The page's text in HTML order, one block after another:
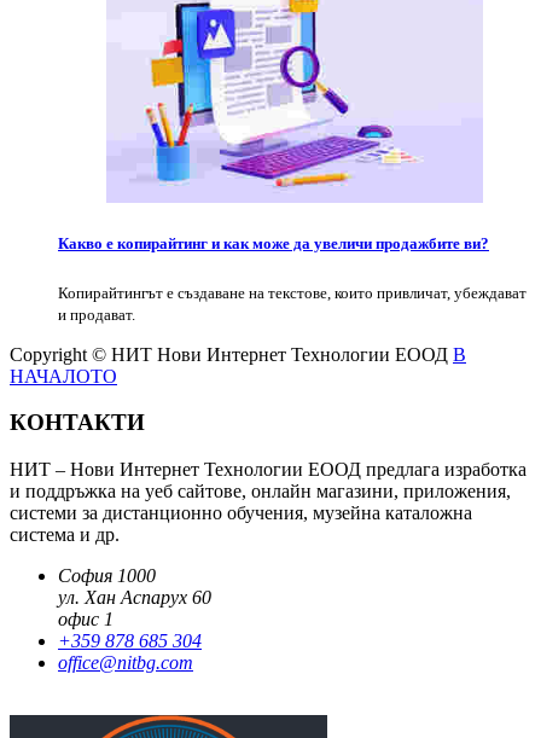
Какво е копирайтинг и как може да увеличи продажбите ви?
Копирайтингът е създаване на текстове, които привличат, убеждават
и продават.
Copyright © НИТ Нови Интернет Технологии ЕООД В
НАЧАЛОТО
КОНТАКТИ
НИТ – Нови Интернет Технологии ЕООД предлага изработка
и поддръжка на уеб сайтове, онлайн магазини, приложения,
системи за дистанционно обучения, музейна каталожна
система и др.
София 1000
ул. Хан Аспарух 60
офис 1
+359 878 685 304
office@nitbg.com